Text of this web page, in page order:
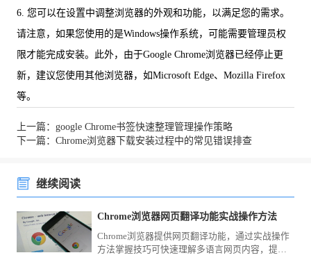
6. 您可以在设置中调整浏览器的外观和功能，以满足您的需求。
请注意，如果您使用的是Windows操作系统，可能需要管理员权
限才能完成安装。此外，由于Google Chrome浏览器已经停止更
新，建议您使用其他浏览器，如Microsoft Edge、Mozilla Firefox
等。
上一篇：google Chrome书签快速整理管理操作策略
下一篇：Chrome浏览器下载安装过程中的常见错误排查
继续阅读
Chrome浏览器网页翻译功能实战操作方法
Chrome浏览器提供网页翻译功能，通过实战操作
方法掌握技巧可快速理解多语言网页内容，提高